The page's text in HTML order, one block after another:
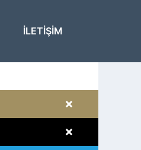
İLETIŞIM
×
×